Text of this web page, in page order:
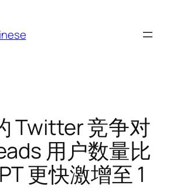
Twitter 竞争对
用户数量比
更快激增至 1